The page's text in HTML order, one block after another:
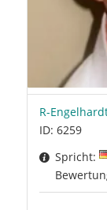
R-
ID: 6259
Spricht: